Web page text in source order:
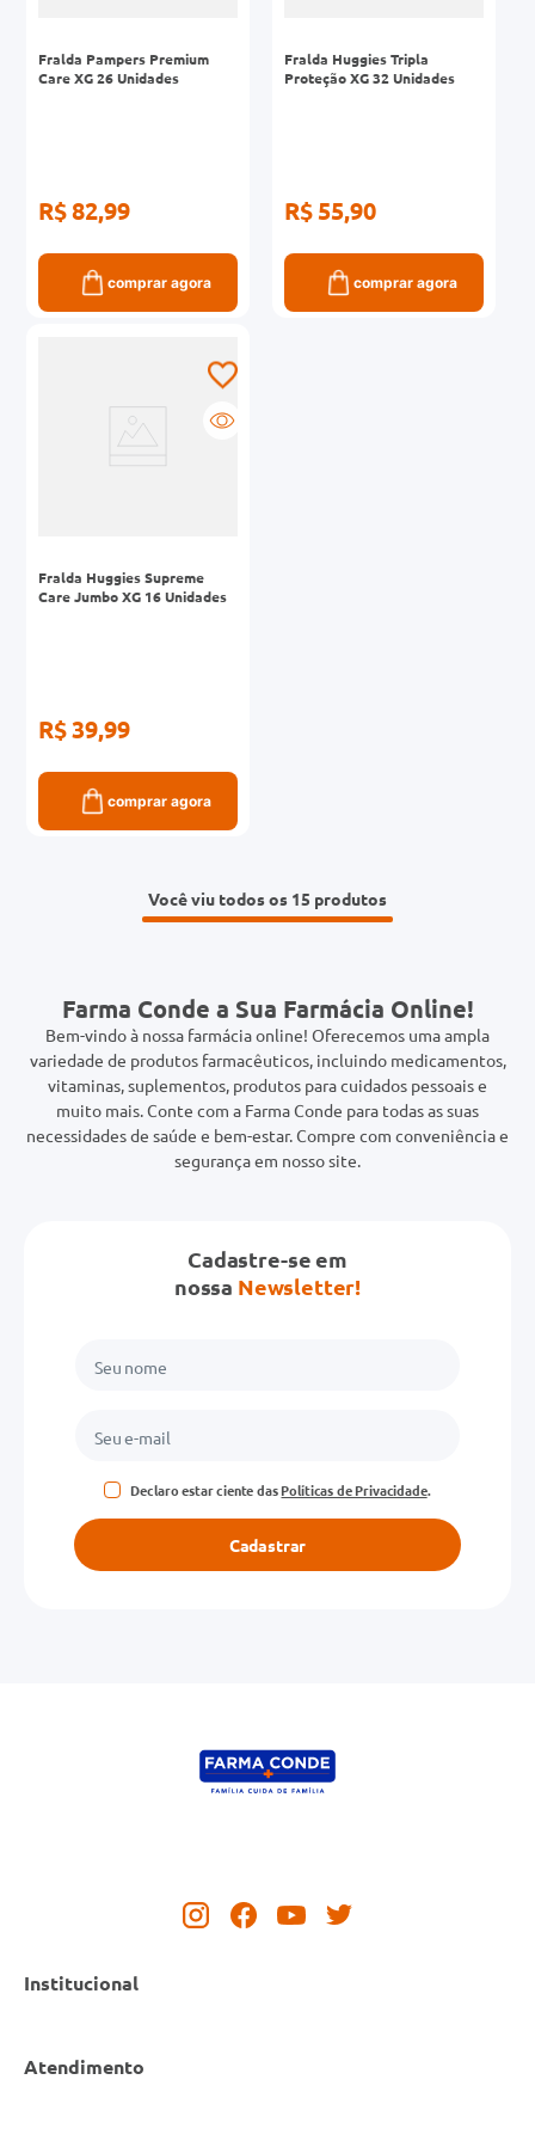
Fralda Pampers Premium
Care XG 26 Unidades
R$ 82,99
comprar agora
Fralda Huggies Tripla
Proteção XG 32 Unidades
R$ 55,90
comprar agora
Fralda Huggies Supreme
Care Jumbo XG 16 Unidades
R$ 39,99
comprar agora
Você viu todos os 15
Farma Conde a Sua Farmácia Online!
Bem-vindo à nossa farmácia online! Oferecemos uma ampla
variedade de produtos farmacêuticos, incluindo medicamentos,
vitaminas, suplementos, produtos para cuidados pessoais e
muito mais. Conte com a Farma Conde para todas as suas
necessidades de saúde e bem-estar. Compre com conveniência e
segurança em nosso site.
Cadastre-se em
nossa Newsletter!
Declaro estar ciente dasPolíticas de Privacidade.
Cadastrar
Institucional
Atendimento